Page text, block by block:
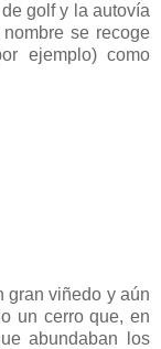
golf y la autovía
se recoge
ejemplo) como
gran viñedo y aún
un cerro que, en
abundaban los